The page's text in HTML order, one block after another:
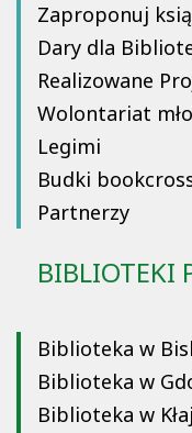
Zaproponuj
Dary dla
Realizowane
Wolontariat
Legimi
Budki
Partnerzy
BIBLIOTEKI
Biblioteka w
Biblioteka w
Biblioteka w